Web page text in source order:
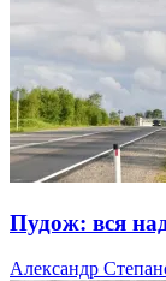
Пудож: вся
Александр